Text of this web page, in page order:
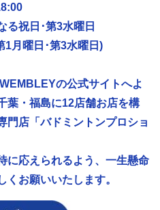
る祝日･第3水曜日
1月曜日･第3水曜日)
の公式サイトへよ
葉・福島に12店舗お店を構
門店「バドミントンプロショ
に応えられるよう、 一生懸命
お願いいたします。